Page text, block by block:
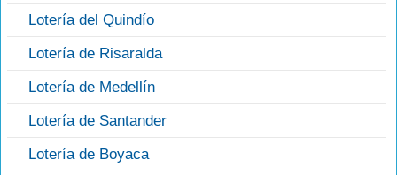
Lotería del Quindío
Lotería de Risaralda
Lotería de Medellín
Lotería de Santander
Lotería de Boyaca